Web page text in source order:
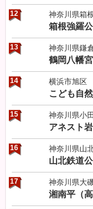
12 神奈川県箱
箱根強羅
13 神奈川県鎌
鶴岡八幡宮
14 横浜市旭区
こども自
15 神奈川県小
16 神奈川県山
山北鉄道
17 神奈川県大
湘南平（高